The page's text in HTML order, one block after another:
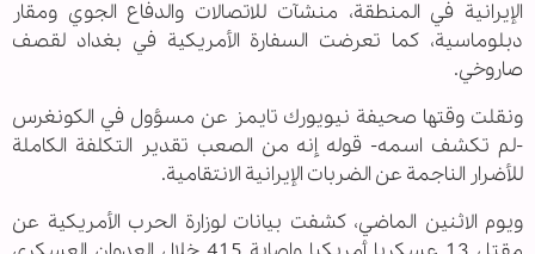
الإيرانية في المنطقة، منشآت للاتصالات والدفاع الجوي ومقار
دبلوماسية، كما تعرضت السفارة الأمريكية في بغداد لقصف
صاروخي.
ونقلت وقتها صحيفة نيويورك تايمز عن مسؤول في الكونغرس
-لم تكشف اسمه- قوله إنه من الصعب تقدير التكلفة الكاملة
للأضرار الناجمة عن الضربات الإيرانية الانتقامية.
ويوم الاثنين الماضي، كشفت بيانات لوزارة الحرب الأمريكية عن